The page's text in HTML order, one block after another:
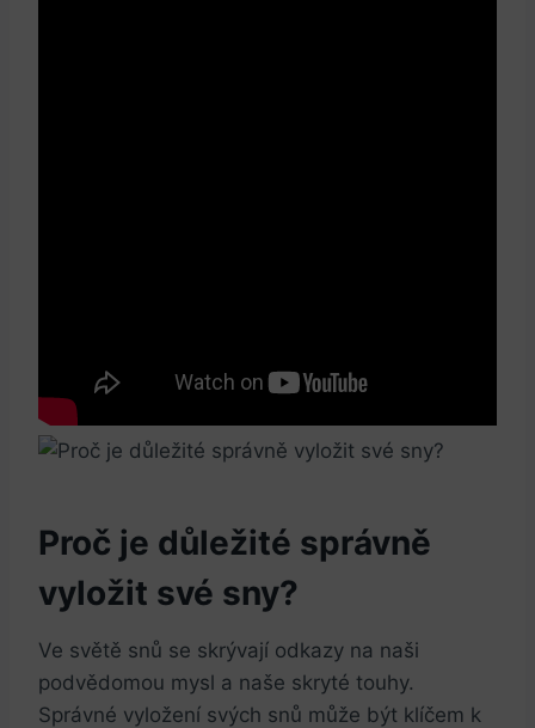
Proč je důležité správně
vyložit své sny?
Ve světě snů se skrývají odkazy na naši
podvědomou mysl a naše skryté touhy.
Správné vyložení svých snů může být klíčem k